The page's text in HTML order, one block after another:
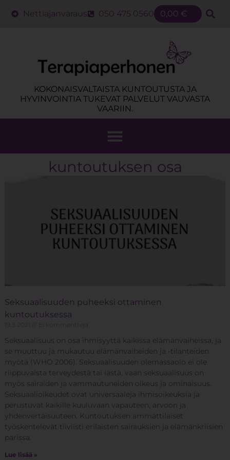
Nettiajanvaraus 050 475 0560 0,00 €
KOKONAISVALTAISTA KUNTOUTUSTA JA
HYVINVOINTIA TUKEVAT PALVELUT VAUVASTA
VAARIIN.
kuntoutuksen osa
Seksuaalisuuden puheeksi ottaminen
kuntoutuksessa
Seksuaalisuus on osa ihmisyyttä kaikissa elämänvaiheissa, ja
se muuttuu ja mukautuu elämänvaiheiden ja -tilanteiden
myötä (WHO 2006). Seksuaalisuuden olemassaolo ei ole
riippuvaista terveydestä tai iästä, vaan seksuaalisuus on
myös sairaiden ja vammautuneiden oikeus ja ominaisuus.
Seksuaalioikeudet ovat universaaleja ihmisoikeuksia ja
perustuvat kaikille kuuluvaan vapauteen, arvoon ja
yhdenvertaisuuteen. Kuntoutuksen ammattilaiset
työskentelevät tiiviisti erilaisten sairauksien ja elämänkriisien
parissa.
Lue lisää »